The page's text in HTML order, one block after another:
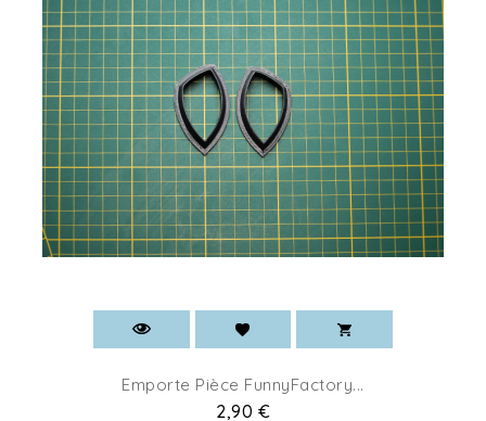
Emporte Pièce FunnyFactory...
Pret
2,90 €